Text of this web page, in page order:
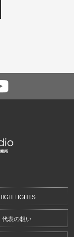
LIGHTS
代表の想い